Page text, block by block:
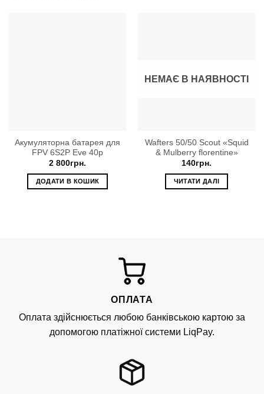
Акумуляторна батарея для
FPV 6S2P Eve 40p
2 800грн.
ДОДАТИ В КОШИК
НЕМАЄ В НАЯВНОСТІ
Wafters 50/50 Scout «Squid
& Mulberry florentine»
140грн.
ЧИТАТИ ДАЛІ
ОПЛАТА
Оплата здійснюється любою банківською картою за
допомогою платіжної системи LiqPay.